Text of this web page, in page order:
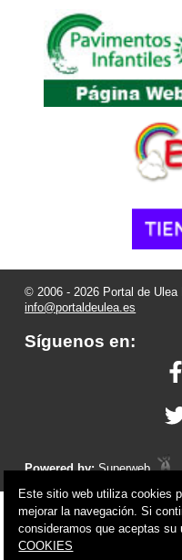
© 2006 - 2026 Portal de Ulea
info@portaldeulea.es
Síguenos en:
Powered by:Superweb
Este sitio web utiliza cookies
mejorar la navegación. Si
consideramos que aceptas su
COOKIES